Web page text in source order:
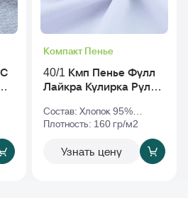
Компакт Пенье
40/1 Кмп Пенье Фулл
Лайкра Кулирка Рулон
Состав: Хлопок 95%
Эластан 5%
Плотность: 160 гр/м2
Узнать цену